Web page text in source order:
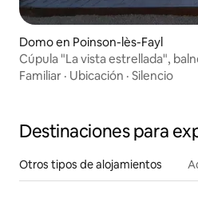
Domo en Poinson-lès-Fayl
Cúpula "La vista estrellada",
Familiar · Ubicación · Silencio
Destinaciones para
Otros tipos de alojamientos